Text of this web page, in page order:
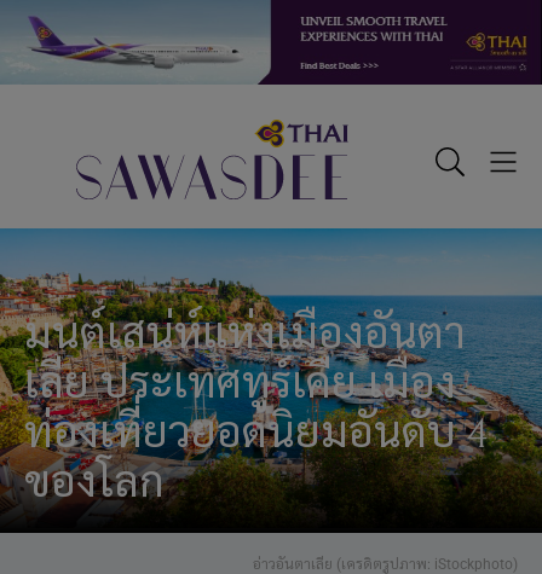
navigation
Sawasdee
มนต์เสน่ห์แห่งเมืองอันตา
เลีย ประเทศทูร์เคีย เมือง
ท่องเที่ยวยอดนิยมอันดับ 4
ของโลก
อ่าวอันตาเลีย (เครดิตรูปภาพ: iStockphoto)